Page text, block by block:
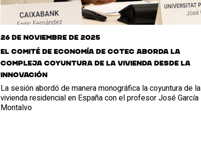
26 de noviembre de 2025
El Comité de Economía de Cotec aborda la
compleja coyuntura de la vivienda desde la
innovación
La sesión abordó de manera monográfica la coyuntura de la
vivienda residencial en España con el profesor José García
Montalvo